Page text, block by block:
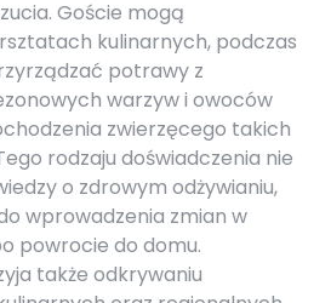
Goście mogą
kulinarnych, podczas
potrawy z
warzyw i owoców
zwierzęcego takich
rodzaju doświadczenia nie
o zdrowym odżywianiu,
wprowadzenia zmian w
powrocie do domu.
także odkrywaniu